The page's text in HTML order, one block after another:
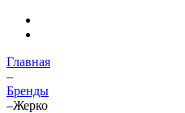
Главная
–
Бренды
–Жерко